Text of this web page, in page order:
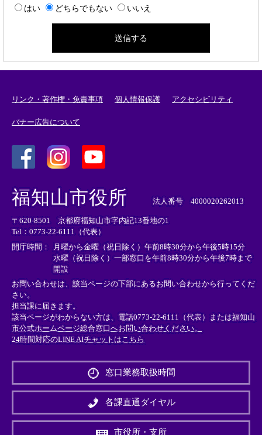
はい
どちらでもない いいえ
リンク・著作権・免責事項 個人情報保護 アクセシビリティ
バナー広告について
外
部
リ
ン
ク
＞
外
リ
ン
ク
＞
外
部
ン
ク
＞
福知山市役所 法人番号 4000020262013
〒620-8501 京都府福知山市字内記13番地の1
Tel：0773-22-6111（代表）
開庁時間：
月曜から金曜（祝日除く）午前8時30分から午後5時15分
水曜（祝日除く）一部窓口を午前8時30分から午後7時まで
開設
お問い合わせは、該当ページの下部にあるお問い合わせから行ってくだ
さい。
担当課に届きます。
該当ページがわからない方は、電話0773-22-6111（代表）または福知山
市公式ホームページ総合窓口へお問い合わせください。
24時間対応のLINE AIチャットはこちら
外
リ
ン
＞
窓口業務取扱時間
各課直通ダイヤル
市役所・支所